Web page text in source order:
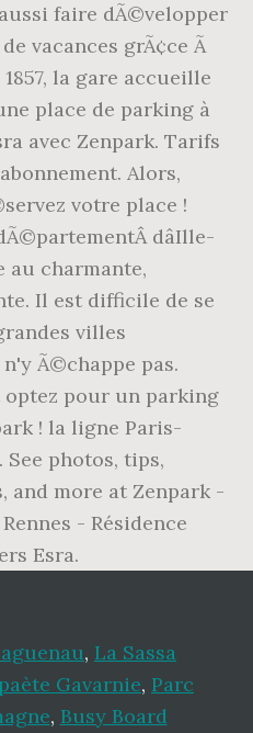
faire dÃ©velopper
vacances grÃ¢ce Ã
la gare accueille
place de parking à
avec Zenpark. Tarifs
Alors,
votre place !
dâIlle-
au charmante,
Il est difficile de se
villes
Ã©chappe pas.
pour un parking
! la ligne Paris-
photos, tips,
and more at Zenpark -
- Résidence
Esra.
, La Sassa
Gavarnie, Parc
, Busy Board